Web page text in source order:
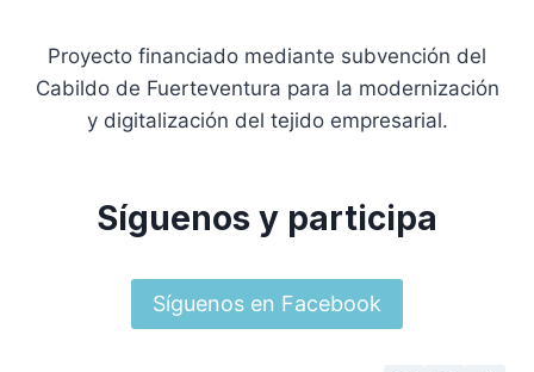
Proyecto financiado mediante subvención del
Cabildo de Fuerteventura para la modernización
y digitalización del tejido empresarial.
Síguenos y participa
Síguenos en Facebook